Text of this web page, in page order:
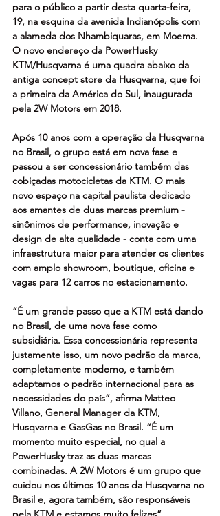
para o público a partir desta quarta-feira,
19, na esquina da avenida Indianópolis com
a alameda dos Nhambiquaras, em Moema.
O novo endereço da PowerHusky
KTM/Husqvarna é uma quadra abaixo da
antiga concept store da Husqvarna, que foi
a primeira da América do Sul, inaugurada
pela 2W Motors em 2018.
Após 10 anos com a operação da Husqvarna
no Brasil, o grupo está em nova fase e
passou a ser concessionário também das
cobiçadas motocicletas da KTM. O mais
novo espaço na capital paulista dedicado
aos amantes de duas marcas premium -
sinônimos de performance, inovação e
design de alta qualidade - conta com uma
infraestrutura maior para atender os clientes
com amplo showroom, boutique, oficina e
vagas para 12 carros no estacionamento.
“É um grande passo que a KTM está dando
no Brasil, de uma nova fase como
subsidiária. Essa concessionária representa
justamente isso, um novo padrão da marca,
completamente moderno, e também
adaptamos o padrão internacional para as
necessidades do país”, afirma Matteo
Villano, General Manager da KTM,
Husqvarna e GasGas no Brasil. “É um
momento muito especial, no qual a
PowerHusky traz as duas marcas
combinadas. A 2W Motors é um grupo que
cuidou nos últimos 10 anos da Husqvarna no
Brasil e, agora também, são responsáveis